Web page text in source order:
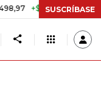
+$ 8.753,81 +2,19%
SUSCRÍBASE